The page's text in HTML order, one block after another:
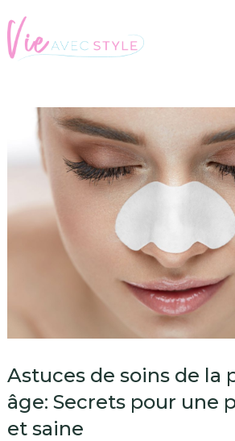
Astuces de soins de la
âge: Secrets pour une
et saine